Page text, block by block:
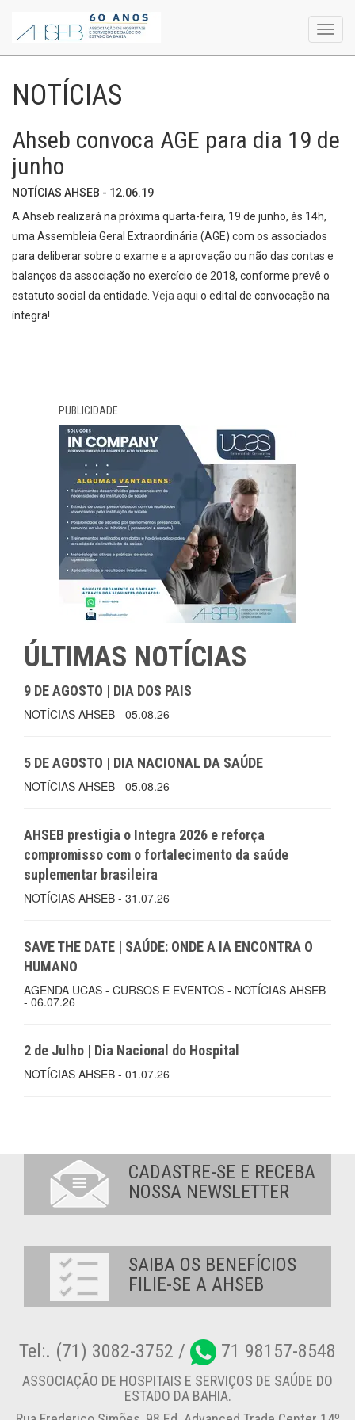
NOTÍCIAS
Ahseb convoca AGE para dia 19 de
junho
NOTÍCIAS AHSEB - 12.06.19
A Ahseb realizará na próxima quarta-feira, 19 de junho, às 14h,
uma Assembleia Geral Extraordinária (AGE) com os associados
para deliberar sobre o exame e a aprovação ou não das contas e
balanços da associação no exercício de 2018, conforme prevê o
estatuto social da entidade. Veja aqui o edital de convocação na
íntegra!
PUBLICIDADE
ÚLTIMAS NOTÍCIAS
9 DE AGOSTO | DIA DOS PAIS
NOTÍCIAS AHSEB - 05.08.26
5 DE AGOSTO | DIA NACIONAL DA SAÚDE
NOTÍCIAS AHSEB - 05.08.26
AHSEB prestigia o Integra 2026 e reforça
compromisso com o fortalecimento da saúde
suplementar brasileira
NOTÍCIAS AHSEB - 31.07.26
SAVE THE DATE | SAÚDE: ONDE A IA ENCONTRA O
HUMANO
AGENDA UCAS - CURSOS E EVENTOS - NOTÍCIAS AHSEB
- 06.07.26
2 de Julho | Dia Nacional do Hospital
NOTÍCIAS AHSEB - 01.07.26
CADASTRE-SE E RECEBA
NOSSA NEWSLETTER
SAIBA OS BENEFÍCIOS
FILIE-SE A AHSEB
Tel:. (71) 3082-3752 / 71 98157-8548
ASSOCIAÇÃO DE HOSPITAIS E SERVIÇOS DE SAÚDE DO
ESTADO DA BAHIA.